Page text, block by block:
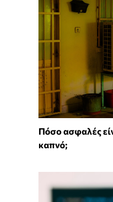
Πόσο ασφαλές
καπνό;